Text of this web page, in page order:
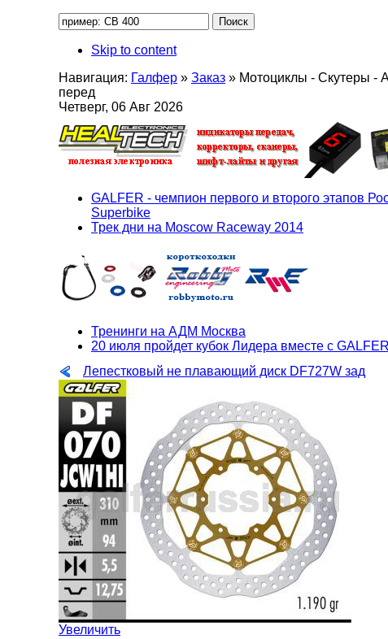
Skip to content
Навигация: Галфер » Заказ » Мотоциклы - Скутеры -
перед
Четверг, 06 Авг 2026
GALFER - чемпион первого и второго этапов
Superbike
Трек дни на Moscow Raceway 2014
Тренинги на АДМ Москва
20 июля пройдет кубок Лидера вместе с GALFER
Лепестковый не плавающий диск DF727W зад
Увеличить